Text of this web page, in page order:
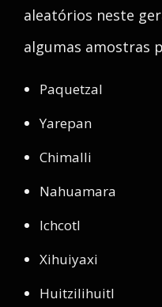
aleatórios neste
algumas amostras
Paquetzal
Yarepan
Chimalli
Nahuamara
Ichcotl
Xihuiyaxi
Huitzilihuitl